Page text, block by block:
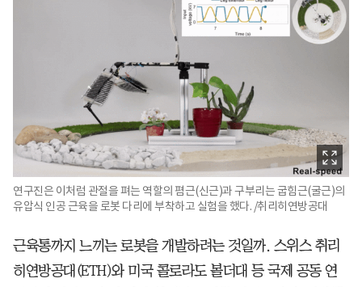
연구진은 이처럼 관절을 펴는 역할의 폄근(신근)과 구부리는 굽힘근(굴근)의
유압식 인공 근육을 로봇 다리에 부착하고 실험을 했다. /취리히연방공대
근육통까지 느끼는 로봇을 개발하려는 것일까. 스위스 취리
히연방공대(ETH)와 미국 콜로라도 볼더대 등 국제 공동 연